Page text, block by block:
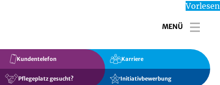
Vorlesen
MENÜ
Kundentelefon
Pflegeplatz gesucht?
Karriere
Initiativbewerbung